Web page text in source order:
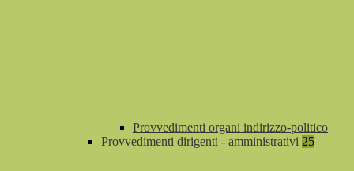
Provvedimenti organi indirizzo-politico
Provvedimenti dirigenti - amministrativi 25